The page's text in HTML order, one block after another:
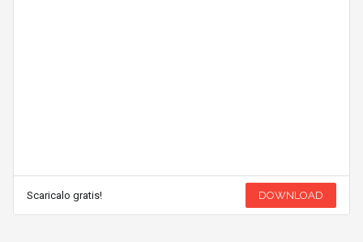
Scaricalo gratis! DOWNLOAD